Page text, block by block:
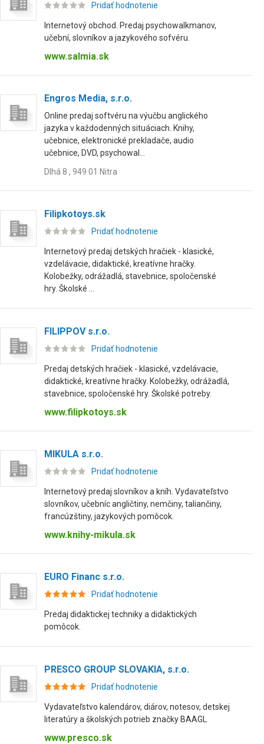
Pridať hodnotenie
Internetový obchod. Predaj psychowalkmanov,
učební, slovníkov a jazykového sofvéru.
www.salmia.sk
Engros Media, s.r.o.
Online predaj softvéru na výučbu anglického
jazyka v každodenných situáciach. Knihy,
učebnice, elektronické prekladače, audio
učebnice, DVD, psychowal...
Dlhá 8 , 949 01 Nitra
Filipkotoys.sk
Pridať hodnotenie
Internetový predaj detských hračiek - klasické,
vzdelávacie, didaktické, kreatívne hračky.
Kolobežky, odrážadlá, stavebnice, spoločenské
hry. Školské ...
FILIPPOV s.r.o.
Pridať hodnotenie
Predaj detských hračiek - klasické, vzdelávacie,
didaktické, kreatívne hračky. Kolobežky, odrážadlá,
stavebnice, spoločenské hry. Školské potreby.
www.filipkotoys.sk
MIKULA s.r.o.
Pridať hodnotenie
Internetový predaj slovníkov a kníh. Vydavateľstvo
slovníkov, učebníc angličtiny, nemčiny, taliančiny,
francúzštiny, jazykových pomôcok.
www.knihy-mikula.sk
EURO Financ s.r.o.
Pridať hodnotenie
Predaj didaktickej techniky a didaktických
pomôcok.
PRESCO GROUP SLOVAKIA, s.r.o.
Pridať hodnotenie
Vydavateľstvo kalendárov, diárov, notesov, detskej
literatúry a školských potrieb značky BAAGL
www.presco.sk